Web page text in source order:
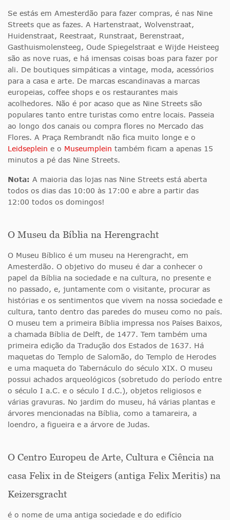
Se estás em Amesterdão para fazer compras, é nas Nine
Streets que as fazes. A Hartenstraat, Wolvenstraat,
Huidenstraat, Reestraat, Runstraat, Berenstraat,
Gasthuismolensteeg, Oude Spiegelstraat e Wijde Heisteeg
são as nove ruas, e há imensas coisas boas para fazer por
ali. De boutiques simpáticas a vintage, moda, acessórios
para a casa e arte. De marcas escandinavas a marcas
europeias, coffee shops e os restaurantes mais
acolhedores. Não é por acaso que as Nine Streets são
populares tanto entre turistas como entre locais. Passeia
ao longo dos canais ou compra flores no Mercado das
Flores. A Praça Rembrandt não fica muito longe e o
Leidseplein e o Museumplein também ficam a apenas 15
minutos a pé das Nine Streets.
Nota: A maioria das lojas nas Nine Streets está aberta
todos os dias das 10:00 às 17:00 e abre a partir das
12:00 todos os domingos!
O Museu da Bíblia na Herengracht
O Museu Bíblico é um museu na Herengracht, em
Amesterdão. O objetivo do museu é dar a conhecer o
papel da Bíblia na sociedade e na cultura, no presente e
no passado, e, juntamente com o visitante, procurar as
histórias e os sentimentos que vivem na nossa sociedade e
cultura, tanto dentro das paredes do museu como no país.
O museu tem a primeira Bíblia impressa nos Países Baixos,
a chamada Bíblia de Delft, de 1477. Tem também uma
primeira edição da Tradução dos Estados de 1637. Há
maquetas do Templo de Salomão, do Templo de Herodes
e uma maqueta do Tabernáculo do século XIX. O museu
possui achados arqueológicos (sobretudo do período entre
o século I a.C. e o século I d.C.), objetos religiosos e
várias gravuras. No jardim do museu, há várias plantas e
árvores mencionadas na Bíblia, como a tamareira, a
loendro, a figueira e a árvore de Judas.
O Centro Europeu de Arte, Cultura e Ciência na
casa Felix in de Steigers (antiga Felix Meritis) na
Keizersgracht
é o nome de uma antiga sociedade e do edifício